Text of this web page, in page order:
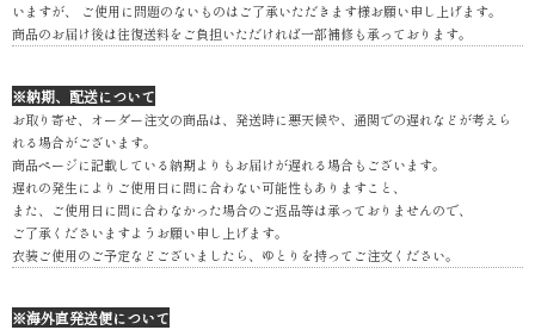
いますが、 ご使用に問題のないものはご了承いただきます様お願い申し上げます。
商品のお届け後は往復送料をご負担いただければ一部補修も承っております。
※納期、配送について
お取り寄せ、オーダー注文の商品は、発送時に悪天候や、通関での遅れなどが考えら
れる場合がございます。
商品ページに記載している納期よりもお届けが遅れる場合もございます。
遅れの発生によりご使用日に間に合わない可能性もありますこと、
また、ご使用日に間に合わなかった場合のご返品等は承っておりませんので、
ご了承くださいますようお願い申し上げます。
衣装ご使用のご予定などございましたら、ゆとりを持ってご注文ください。
※海外直発送便について